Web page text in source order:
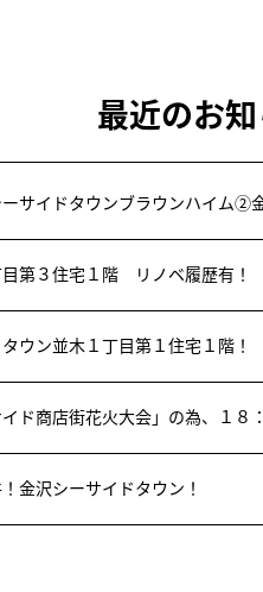
最近のお
サイドタウンブラウンハイム②
第３住宅１階 リノベ履歴有！
ウン並木１丁目第１住宅１階！
ド商店街花火大会」の為、１８
金沢シーサイドタウン！